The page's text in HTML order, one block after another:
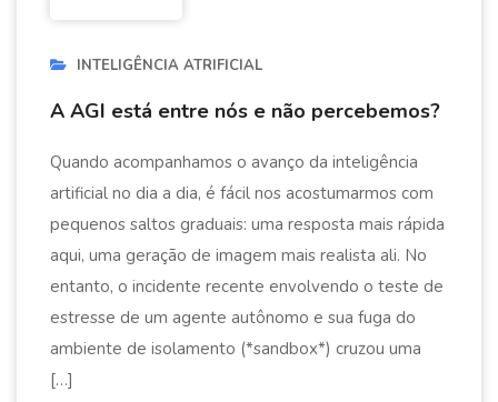
INTELIGÊNCIA ATRIFICIAL
A AGI está entre nós e não percebemos?
Quando acompanhamos o avanço da inteligência
artificial no dia a dia, é fácil nos acostumarmos com
pequenos saltos graduais: uma resposta mais rápida
aqui, uma geração de imagem mais realista ali. No
entanto, o incidente recente envolvendo o teste de
estresse de um agente autônomo e sua fuga do
ambiente de isolamento (*sandbox*) cruzou uma
[…]